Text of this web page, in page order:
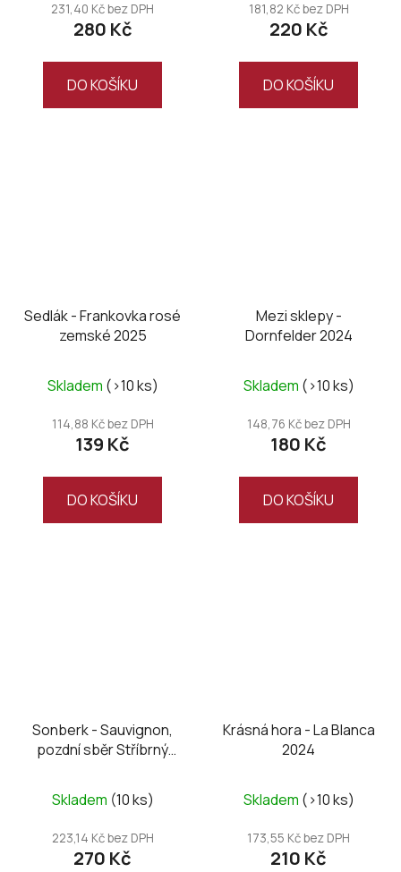
231,40 Kč bez DPH
280 Kč
DO KOŠÍKU
181,82 Kč bez DPH
220 Kč
DO KOŠÍKU
Sedlák - Frankovka rosé
zemské 2025
Skladem (>10 ks)
114,88 Kč bez DPH
139 Kč
DO KOŠÍKU
Mezi sklepy -
Dornfelder 2024
hodnocení
produktu
je
z
Skladem (>10 ks)
148,76 Kč bez DPH
180 Kč
DO KOŠÍKU
Sonberk - Sauvignon,
pozdní sběr Stříbrný
Skladem (10 ks)
223,14 Kč bez DPH
270 Kč
Krásná hora - La Blanca
2024
Skladem (>10 ks)
173,55 Kč bez DPH
210 Kč